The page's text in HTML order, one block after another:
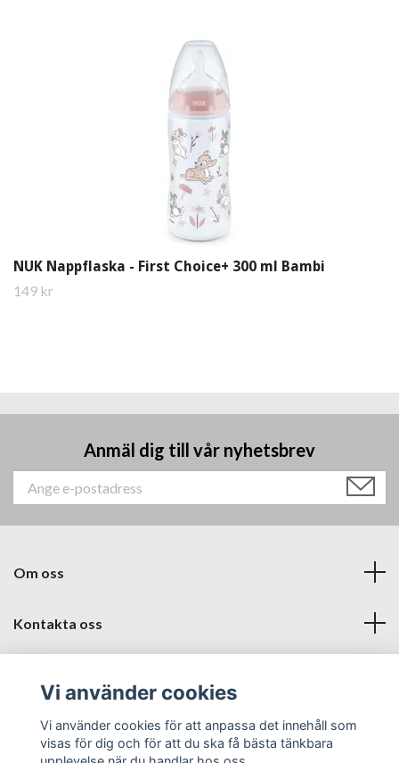
NUK Nappflaska - First Choice+ 300 ml Bambi
149 kr
Anmäl dig till vår nyhetsbrev
Om oss
Kontakta oss
Sociala medier
Vi använder cookies
Vi använder cookies för att anpassa det innehåll som
visas för dig och för att du ska få bästa tänkbara